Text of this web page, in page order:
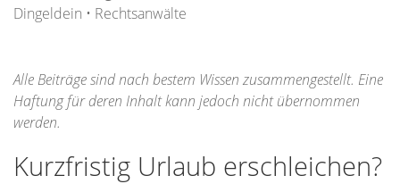
Kurzfristig Urlaub erschleichen?
Dingeldein • Rechtsanwälte
Alle Beiträge sind nach bestem Wissen zusammengestellt. Eine
Haftung für deren Inhalt kann jedoch nicht übernommen
werden.